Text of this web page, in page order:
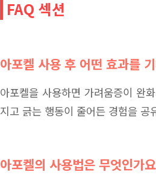
FAQ 섹션
아포켈 사용 후 어떤 효과를
아포켈을 사용하면 가려움증이 완
지고 긁는 행동이 줄어든 경험을 공
아포켈의 사용법은 무엇인가